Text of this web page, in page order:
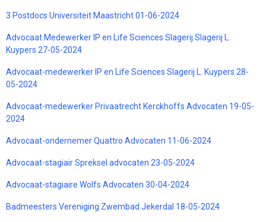
3 Postdocs Universiteit Maastricht 01-06-2024
Advocaat Medewerker IP en Life Sciences Slagerij Slagerij L.
Kuypers 27-05-2024
Advocaat-medewerker IP en Life Sciences Slagerij L. Kuypers 28-
05-2024
Advocaat-medewerker Privaatrecht Kerckhoffs Advocaten 19-05-
2024
Advocaat-ondernemer Quattro Advocaten 11-06-2024
Advocaat-stagiair Spreksel advocaten 23-05-2024
Advocaat-stagiaire Wolfs Advocaten 30-04-2024
Badmeesters Vereniging Zwembad Jekerdal 18-05-2024